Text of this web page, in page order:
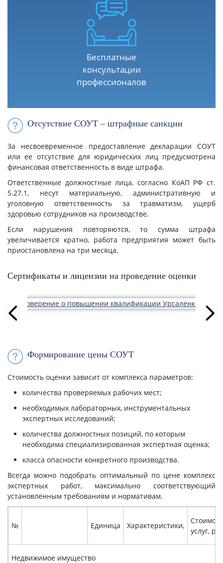
Бесплатные
консультации
профессионалов
Отсутствие СОУТ – штрафные санкции
За несвоевременное предоставление декларации СОУТ
или ее отсутствие для юридических лиц предусмотрена
финансовая ответственность в виде штрафа.
Ответственные должностные лица, согласно КоАП РФ ст.
5.27.1, несут материальную, административную и
уголовную ответственность за травматизм, ущерб
здоровью сотрудников на производстве.
Если нарушения повторяются, то сумма штрафа
увеличивается кратно, работа предприятия может быть
приостановлена на три месяца.
Сертификаты и лицензии на проведение оценки
Формирование цены СОУТ
Стоимость оценки зависит от комплекса параметров:
количества проверяемых рабочих мест;
необходимых лабораторных, инструментальных
экспертных исследований;
количества должностных позиций, по которым
необходима специализированная экспертная оценка;
класса опасности конкретного производства.
Всегда можно подобрать оптимальный по цене комплекс
экспертных работ, максимально соответствующий
установленным требованиям и нормативам.
№ Единица Характеристики,
услуг,
Недвижимое имущество